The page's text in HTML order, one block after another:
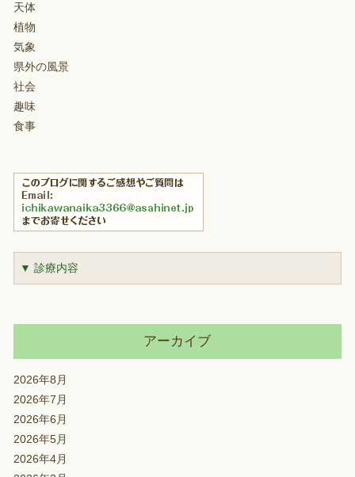
天体
植物
気象
県外の風景
社会
趣味
食事
▼ 診療内容
アーカイブ
2026年8月
2026年7月
2026年6月
2026年5月
2026年4月